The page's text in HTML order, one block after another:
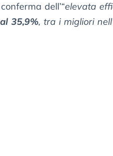
dell’“elevata
35,9%, tra i migliori